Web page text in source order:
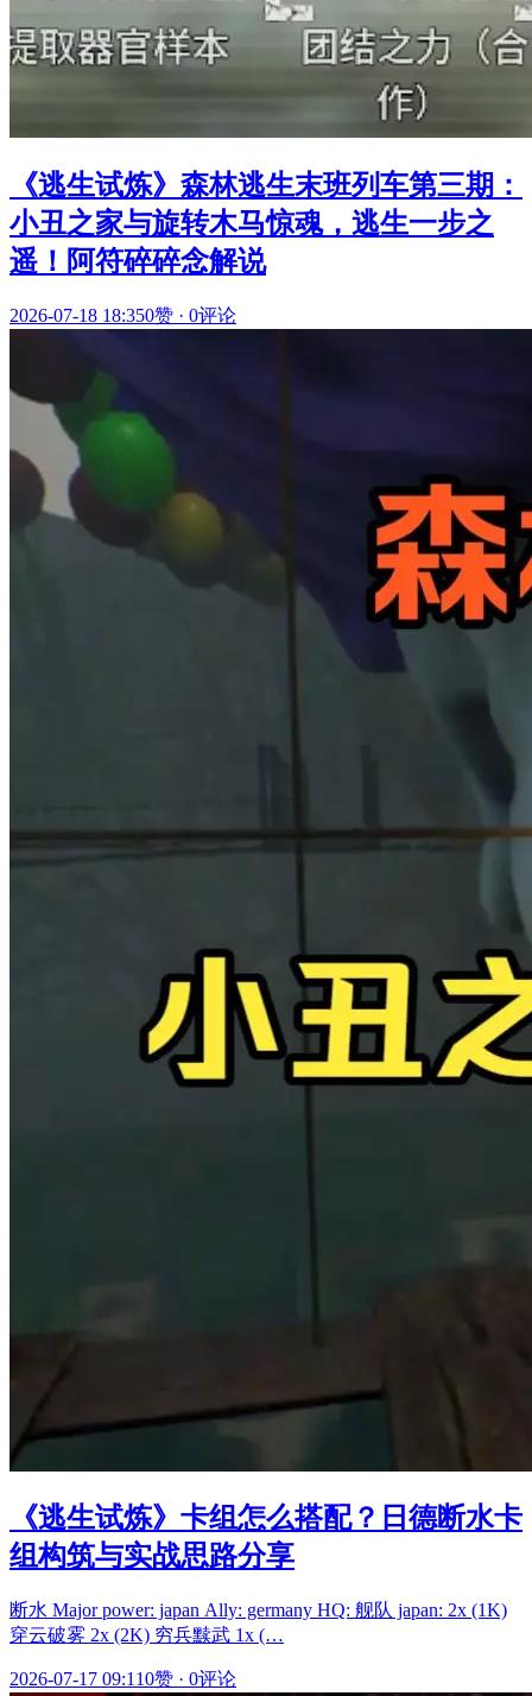
《逃生试炼》森林逃生末班列车第三期：
小丑之家与旋转木马惊魂，逃生一步之
遥！阿符碎碎念解说
2026-07-18 18:350赞 · 0评论
《逃生试炼》卡组怎么搭配？日德断水卡
组构筑与实战思路分享
断水 Major power: japan Ally: germany HQ: 舰队 japan: 2x (1K)
穿云破雾 2x (2K) 穷兵黩武 1x (…
2026-07-17 09:110赞 · 0评论